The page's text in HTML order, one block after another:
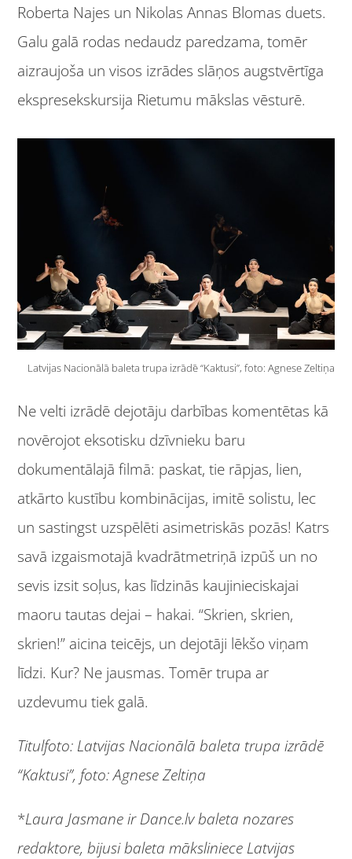
Roberta Najes un Nikolas Annas Blomas duets.
Galu galā rodas nedaudz paredzama, tomēr
aizraujoša un visos izrādes slāņos augstvērtīga
ekspresekskursija Rietumu mākslas vēsturē.
Latvijas Nacionālā baleta trupa izrādē “Kaktusi”, foto: Agnese Zeltiņa
Ne velti izrādē dejotāju darbības komentētas kā
novērojot eksotisku dzīvnieku baru
dokumentālajā filmā: paskat, tie rāpjas, lien,
atkārto kustību kombinācijas, imitē solistu, lec
un sastingst uzspēlēti asimetriskās pozās! Katrs
savā izgaismotajā kvadrātmetriņā izpūš un no
sevis izsit soļus, kas līdzinās kaujinieciskajai
maoru tautas dejai – hakai. “Skrien, skrien,
skrien!” aicina teicējs, un dejotāji lēkšo viņam
līdzi. Kur? Ne jausmas. Tomēr trupa ar
uzdevumu tiek galā.
Titulfoto: Latvijas Nacionālā baleta trupa izrādē
“Kaktusi”, foto: Agnese Zeltiņa
*Laura Jasmane ir Dance.lv baleta nozares
redaktore, bijusi baleta māksliniece Latvijas